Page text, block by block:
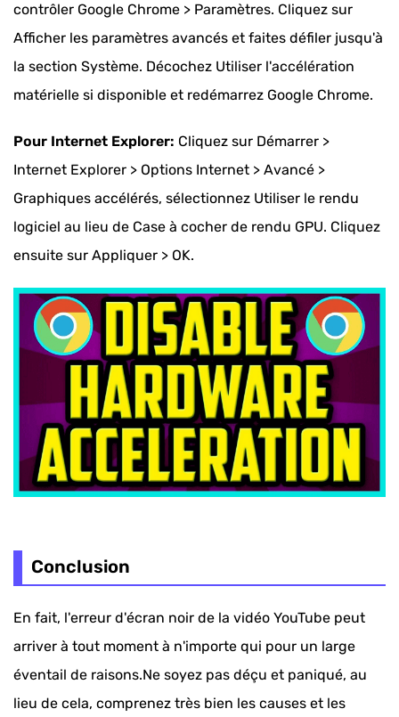
contrôler Google Chrome > Paramètres. Cliquez sur
Afficher les paramètres avancés et faites défiler jusqu'à
la section Système. Décochez Utiliser l'accélération
matérielle si disponible et redémarrez Google Chrome.
Pour Internet Explorer: Cliquez sur Démarrer >
Internet Explorer > Options Internet > Avancé >
Graphiques accélérés, sélectionnez Utiliser le rendu
logiciel au lieu de Case à cocher de rendu GPU. Cliquez
ensuite sur Appliquer > OK.
Conclusion
En fait, l'erreur d'écran noir de la vidéo YouTube peut
arriver à tout moment à n'importe qui pour un large
éventail de raisons.Ne soyez pas déçu et paniqué, au
lieu de cela, comprenez très bien les causes et les